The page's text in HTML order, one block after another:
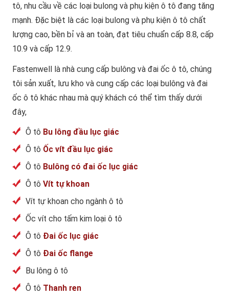
tô, nhu cầu về các loại bulong và phụ kiện ô tô đang tăng
mạnh. Đặc biệt là các loại bulong và phụ kiện ô tô chất
lượng cao, bền bỉ và an toàn, đạt tiêu chuẩn cấp 8.8, cấp
10.9 và cấp 12.9.
Fastenwell là nhà cung cấp bulông và đai ốc ô tô, chúng
tôi sản xuất, lưu kho và cung cấp các loại bulông và đai
ốc ô tô khác nhau mà quý khách có thể tìm thấy dưới
đây,
Ô tô Bu lông đầu lục giác
Ô tô Ốc vít đầu lục giác
Ô tô Bulông có đai ốc lục giác
Ô tô Vít tự khoan
Vít tự khoan cho ngành ô tô
Ốc vít cho tấm kim loại ô tô
Ô tô Đai ốc lục giác
Ô tô Đai ốc flange
Bu lông ô tô
Ô tô Thanh ren